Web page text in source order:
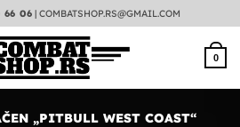
66 06 |COMBATSHOP.RS@GMAIL.COM
0
„PITBULL WEST COAST“